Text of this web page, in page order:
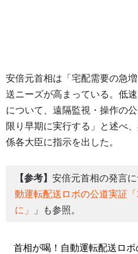
安倍元首相は「宅配需要の急
送ニーズが高まっている。低
について、遠隔監視・操作の
限り早期に実行する」と述べ
係各大臣に指示を出した。
【参考】 安倍元首相の発言に
動運転配送ロボの公道実証
に」
」も参照。
首相が喝！自動運転配送ロ